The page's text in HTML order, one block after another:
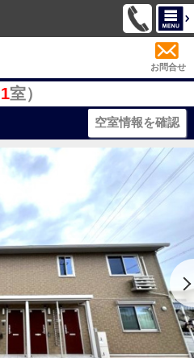
お問合せ
1室）
空室情報を確認